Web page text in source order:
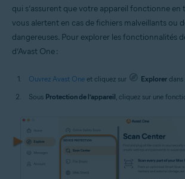
qui s’assurent que votre appareil fonctionne
vous alertent en cas de fichiers malveillants ou
dangereuses. Pour explorer les fonctionnalités
d’Avast One :
Ouvrez Avast One et cliquez sur Explorer
Sous Protection de l’appareil , cliquez sur une